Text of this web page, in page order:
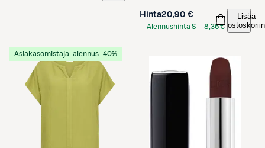
Hinta20,90 €
Alennushinta S- 8,36 €
Lisää
ostoskoriin
Asiakasomistaja-alennus−40%